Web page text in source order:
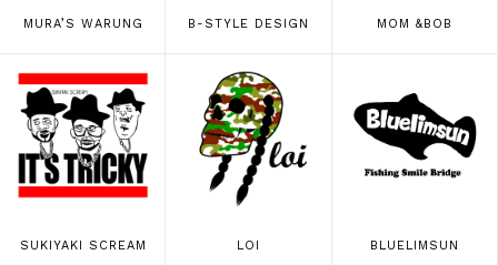
MURA’S WARUNG B-STYLE DESIGN MOM &BOB
SUKIYAKI SCREAM LOI BLUELIMSUN